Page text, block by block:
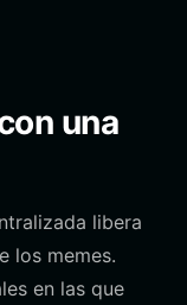
una
libera
los memes.
en las que